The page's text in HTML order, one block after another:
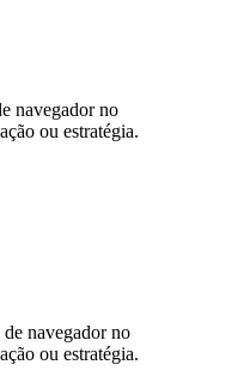
navegador no
ou estratégia.
navegador no
ou estratégia.